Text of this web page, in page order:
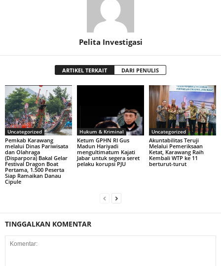
Pelita Investigasi
ARTIKEL TERKAIT DARI PENULIS
Uncategorized
Pemkab Karawang
melalui Dinas Pariwisata
dan Olahraga
(Disparpora) Bakal Gelar
Festival Dragon Boat
Pertama, 1.500 Peserta
Siap Ramaikan Danau
Cipule
Hukum & Kriminal
Ketum GPHN RI Gus
Madun Hariyadi
mengultimatum Kajati
Jabar untuk segera seret
pelaku korupsi PJU
Uncategorized
Akuntabilitas Teruji
Melalui Pemeriksaan
Ketat, Karawang Raih
Kembali WTP ke 11
berturut-turut
TINGGALKAN KOMENTAR